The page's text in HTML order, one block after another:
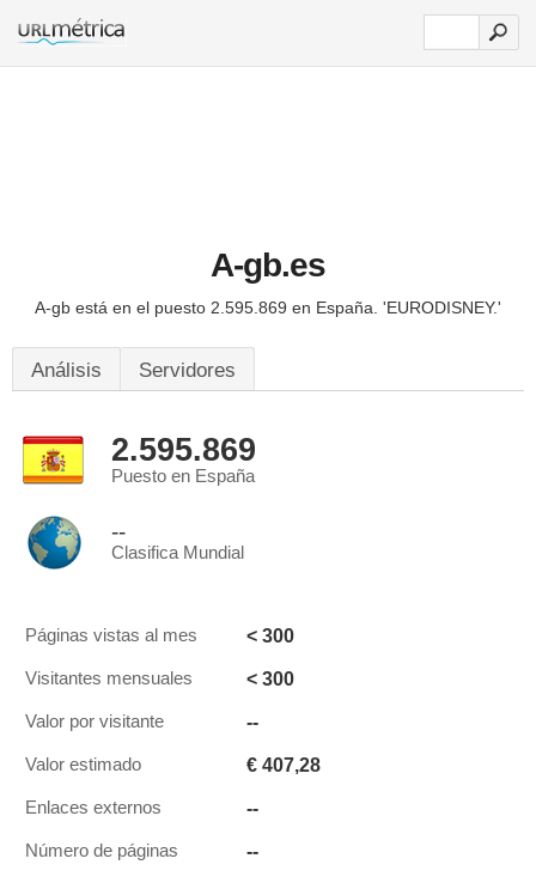
A-gb.es
A-gb está en el puesto 2.595.869 en España. 'EURODISNEY.'
Análisis Servidores
2.595.869
Puesto en España
--
Clasifica Mundial
Páginas vistas al mes < 300
Visitantes mensuales < 300
Valor por visitante --
Valor estimado € 407,28
Enlaces externos --
Número de páginas --